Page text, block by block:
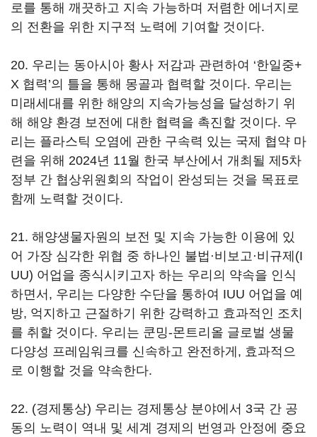
로를 통해 깨끗하고 지속 가능하며 저렴한 에너지로
의 전환을 위한 지구적 노력에 기여할 것이다.
20. 우리는 동아시아 황사 저감과 관련하여 ‘한일중+
X 협력’의 틀을 통해 몽골과 협력할 것이다. 우리는
미래세대를 위한 해양의 지속가능성을 달성하기 위
해 해양 환경 보전에 대한 협력을 촉진할 것이다. 우
리는 플라스틱 오염에 관한 구속력 있는 국제 협약 마
련을 위해 2024년 11월 한국 부산에서 개최될 제5차
정부 간 협상위원회의 작업이 완성되는 것을 목표로
함께 노력할 것이다.
21. 해양생물자원의 보전 및 지속 가능한 이용에 있
어 가장 심각한 위협 중 하나인 불법·비보고·비규제(I
UU) 어업을 종식시키고자 하는 우리의 약속을 인식
하면서, 우리는 다양한 수단을 통하여 IUU 어업을 예
방, 억지하고 근절하기 위한 강력하고 효과적인 조치
를 취할 것이다. 우리는 쿤밍-몬트리올 글로벌 생물
다양성 프레임워크를 신속하고 완전하게, 효과적으
로 이행할 것을 약속한다.
22. (경제통상) 우리는 경제통상 분야에서 3국 간 공
동의 노력이 역내 및 세계 경제의 번영과 안정에 중요